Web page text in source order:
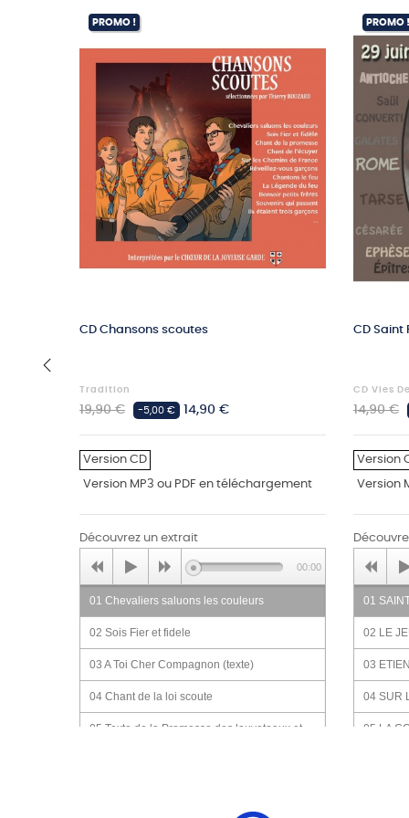
PROMO !
CD Chansons scoutes
Tradition
Prix
19,90 € -5,00 € Prix
14,90 €
Version CD
Version MP3 ou PDF en téléchargement
Découvrez un extrait
01 Chevaliers saluons les couleurs
02 Sois Fier et fidele
03 A Toi Cher Compagnon (texte)
04 Chant de la loi scoute
05 Texte de la Promesse des louveteaux et
00:00
PROMO !
CD Saint
CD Vies
Prix
14,90 €
Version
Version
01
02 LE
03
04 SUR
05 LA